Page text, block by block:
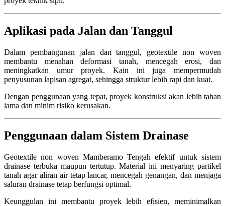
Aplikasi pada Jalan dan Tanggul
Dalam pembangunan jalan dan tanggul, geotextile non woven
membantu menahan deformasi tanah, mencegah erosi, dan
meningkatkan umur proyek. Kain ini juga mempermudah
penyusunan lapisan agregat, sehingga struktur lebih rapi dan kuat.
Dengan penggunaan yang tepat, proyek konstruksi akan lebih tahan
lama dan minim risiko kerusakan.
Penggunaan dalam Sistem Drainase
Geotextile non woven Mamberamo Tengah efektif untuk sistem
drainase terbuka maupun tertutup. Material ini menyaring partikel
tanah agar aliran air tetap lancar, mencegah genangan, dan menjaga
saluran drainase tetap berfungsi optimal.
Keunggulan ini membantu proyek lebih efisien, meminimalkan